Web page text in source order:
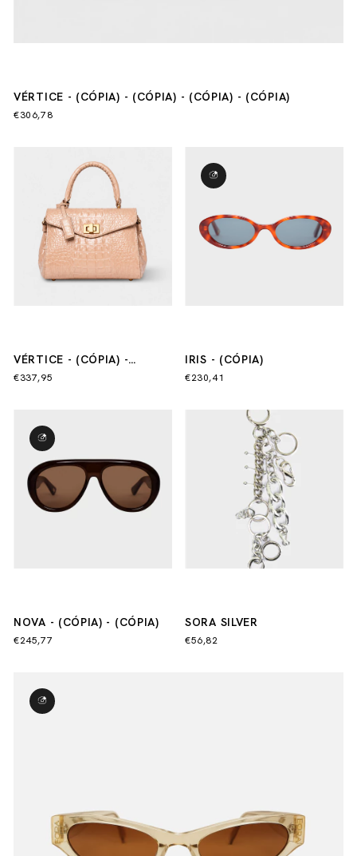
VÉRTICE - (CÓPIA) - (CÓPIA) - (CÓPIA) - (CÓPIA)
€306,78
VÉRTICE - (CÓPIA) -
(CÓPIA) - (CÓPIA) - (CÓPIA)
€337,95
IRIS - (CÓPIA)
€230,41
NOVA - (CÓPIA) - (CÓPIA)
€245,77
SORA SILVER
€56,82